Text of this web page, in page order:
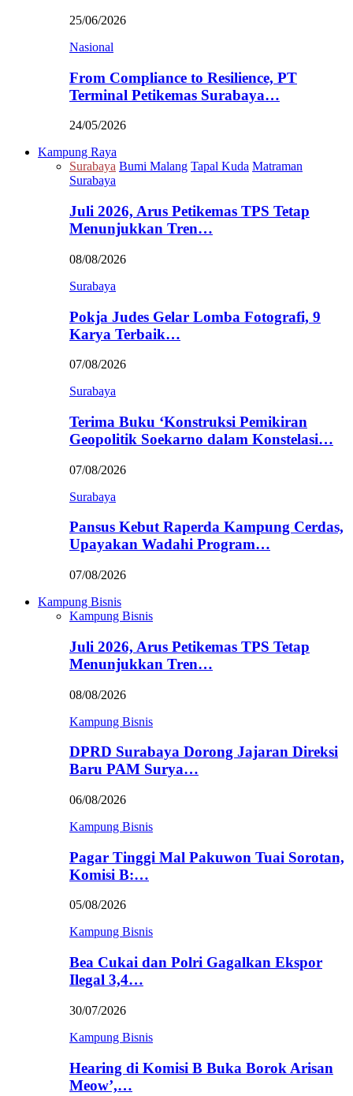
25/06/2026
Nasional
From Compliance to Resilience, PT
Terminal Petikemas Surabaya…
24/05/2026
Kampung Raya
Surabaya Bumi Malang Tapal Kuda Matraman
Surabaya
Juli 2026, Arus Petikemas TPS Tetap
Menunjukkan Tren…
08/08/2026
Surabaya
Pokja Judes Gelar Lomba Fotografi, 9
Karya Terbaik…
07/08/2026
Surabaya
Terima Buku ‘Konstruksi Pemikiran
Geopolitik Soekarno dalam Konstelasi…
07/08/2026
Surabaya
Pansus Kebut Raperda Kampung Cerdas,
Upayakan Wadahi Program…
07/08/2026
Kampung Bisnis
Kampung Bisnis
Juli 2026, Arus Petikemas TPS Tetap
Menunjukkan Tren…
08/08/2026
Kampung Bisnis
DPRD Surabaya Dorong Jajaran Direksi
Baru PAM Surya…
06/08/2026
Kampung Bisnis
Pagar Tinggi Mal Pakuwon Tuai Sorotan,
Komisi B:…
05/08/2026
Kampung Bisnis
Bea Cukai dan Polri Gagalkan Ekspor
Ilegal 3,4…
30/07/2026
Kampung Bisnis
Hearing di Komisi B Buka Borok Arisan
Meow’,…